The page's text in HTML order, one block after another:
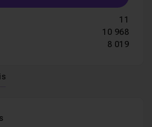
11
10 968
8 019